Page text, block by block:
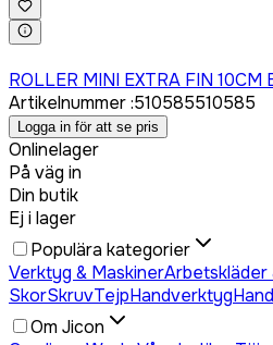
ROLLER MINI EXTRA FIN 10CM
Artikelnummer:510585510585
Logga in för att se pris
Onlinelager
På väg in
Din butik
Ej i lager
Populära kategorier
Verktyg & MaskinerArbetskläder
SkorSkruvTejpHandverktyg
Om Jicon